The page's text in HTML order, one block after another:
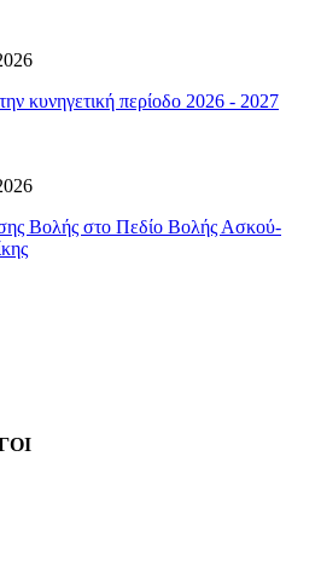
κυνηγετική περίοδο 2026 - 2027
Βολής στο Πεδίο Βολής Ασκού-